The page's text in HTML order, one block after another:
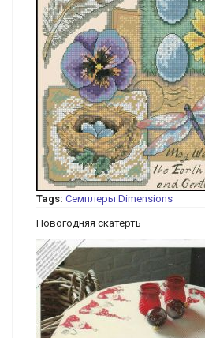
Tags: Семплеры Dimensions
Новогодняя скатерть